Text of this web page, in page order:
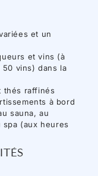
et un
et vins (à
50 vins) dans la
thés raffinés
à bord
sauna, au
spa (aux heures